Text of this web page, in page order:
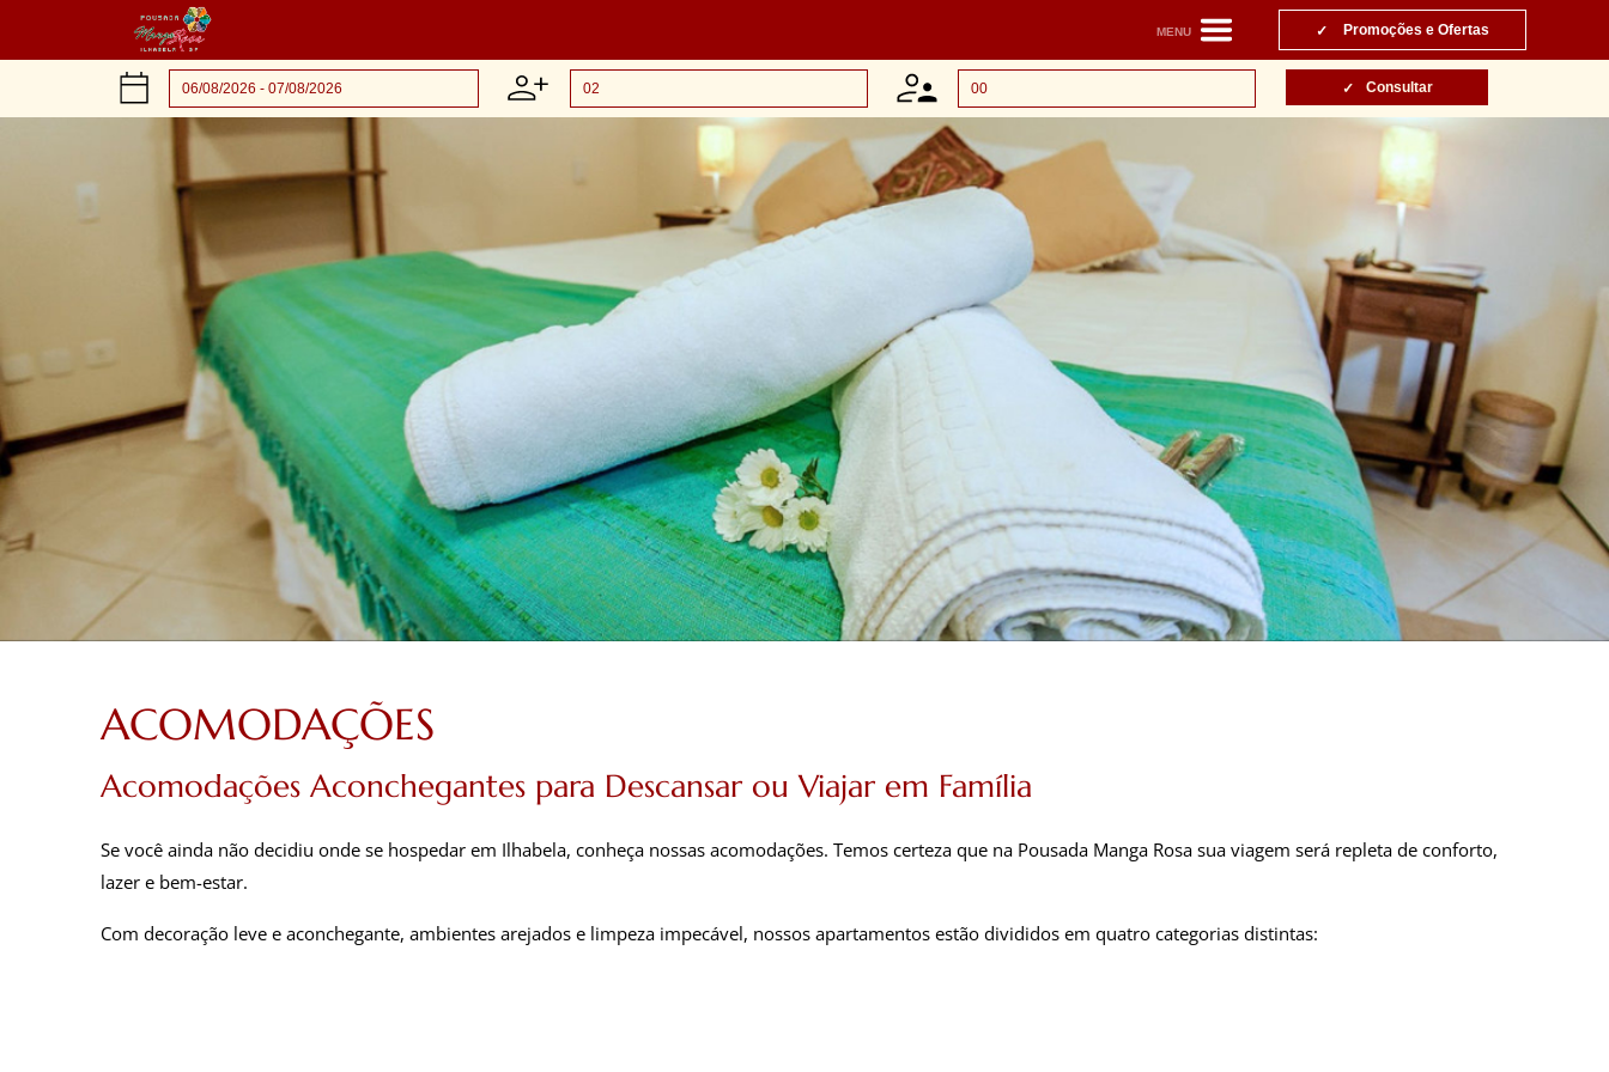
MENU Promoções e Ofertas
Consultar
ACOMODAÇÕES
Acomodações Aconchegantes para Descansar ou Viajar em Família
Se você ainda não decidiu onde se hospedar em Ilhabela, conheça nossas acomodações. Temos certeza que na Pousada Manga Rosa sua viagem será repleta de conforto,
lazer e bem-estar.
Com decoração leve e aconchegante, ambientes arejados e limpeza impecável, nossos apartamentos estão divididos em quatro categorias distintas: